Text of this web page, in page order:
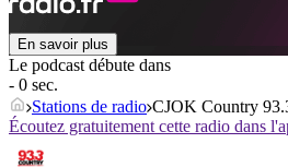
En savoir plus
Le podcast débute dans
- 0 sec.
Stations de radio CJOK Country
Écoutez gratuitement cette radio dans